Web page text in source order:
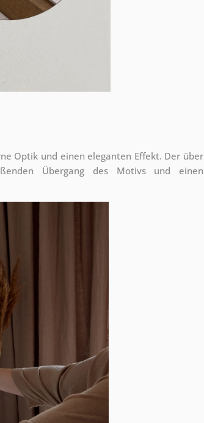
Optik und einen eleganten Effekt. Der über
Übergang des Motivs und einen